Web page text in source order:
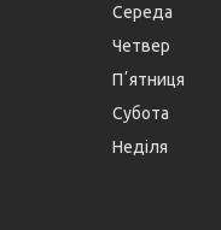
Середа
Четвер
Пʼятниця
Субота
Неділя